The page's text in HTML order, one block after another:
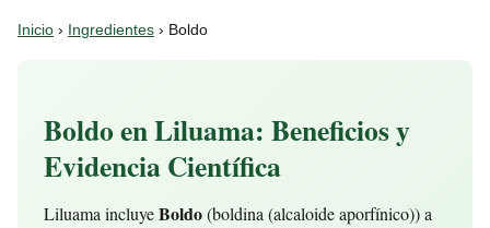
Inicio › Ingredientes › Boldo
Boldo en Liluama: Beneficios y
Evidencia Científica
Liluama incluyeBoldo(boldina (alcaloide aporfínico)) a